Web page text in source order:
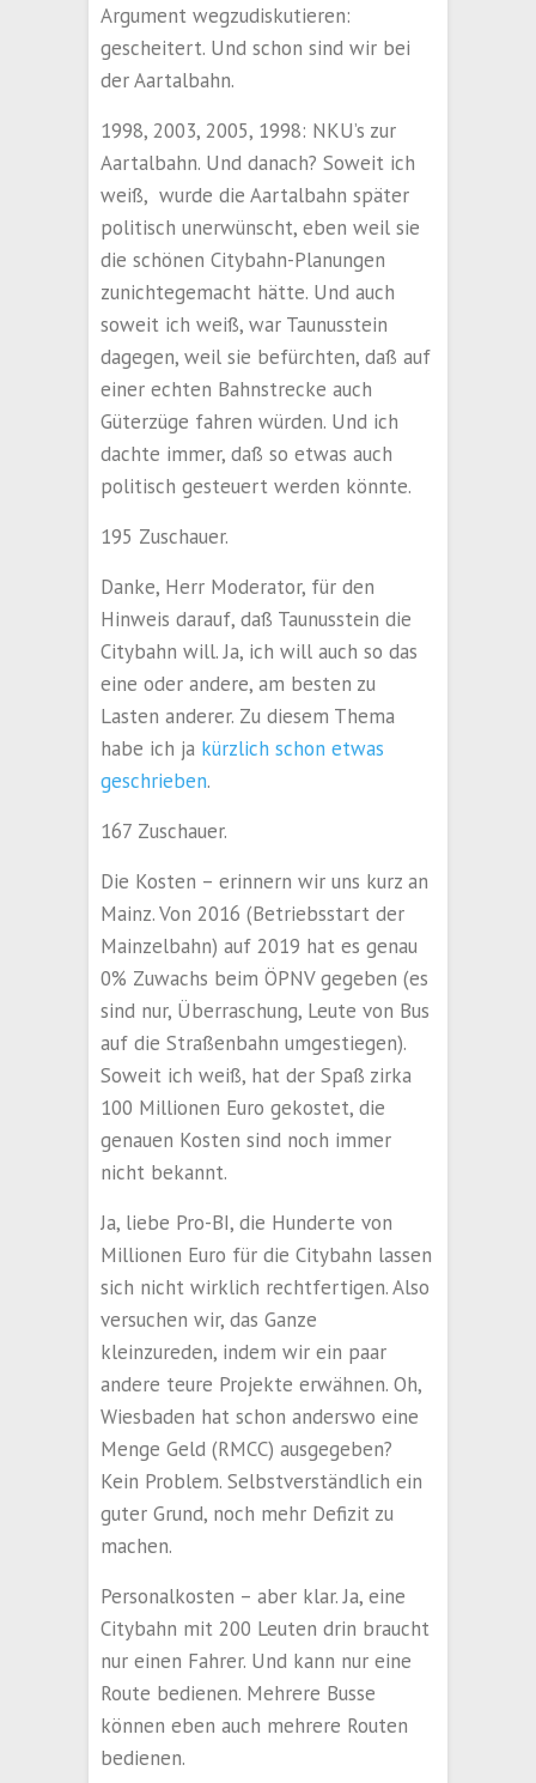
Argument wegzudiskutieren:
gescheitert. Und schon sind wir bei
der Aartalbahn.
1998, 2003, 2005, 1998: NKU’s zur
Aartalbahn. Und danach? Soweit ich
weiß, wurde die Aartalbahn später
politisch unerwünscht, eben weil sie
die schönen Citybahn-Planungen
zunichtegemacht hätte. Und auch
soweit ich weiß, war Taunusstein
dagegen, weil sie befürchten, daß auf
einer echten Bahnstrecke auch
Güterzüge fahren würden. Und ich
dachte immer, daß so etwas auch
politisch gesteuert werden könnte.
195 Zuschauer.
Danke, Herr Moderator, für den
Hinweis darauf, daß Taunusstein die
Citybahn will. Ja, ich will auch so das
eine oder andere, am besten zu
Lasten anderer. Zu diesem Thema
habe ich ja kürzlich schon etwas
geschrieben.
167 Zuschauer.
Die Kosten – erinnern wir uns kurz an
Mainz. Von 2016 (Betriebsstart der
Mainzelbahn) auf 2019 hat es genau
0% Zuwachs beim ÖPNV gegeben (es
sind nur, Überraschung, Leute von Bus
auf die Straßenbahn umgestiegen).
Soweit ich weiß, hat der Spaß zirka
100 Millionen Euro gekostet, die
genauen Kosten sind noch immer
nicht bekannt.
Ja, liebe Pro-BI, die Hunderte von
Millionen Euro für die Citybahn lassen
sich nicht wirklich rechtfertigen. Also
versuchen wir, das Ganze
kleinzureden, indem wir ein paar
andere teure Projekte erwähnen. Oh,
Wiesbaden hat schon anderswo eine
Menge Geld (RMCC) ausgegeben?
Kein Problem. Selbstverständlich ein
guter Grund, noch mehr Defizit zu
machen.
Personalkosten – aber klar. Ja, eine
Citybahn mit 200 Leuten drin braucht
nur einen Fahrer. Und kann nur eine
Route bedienen. Mehrere Busse
können eben auch mehrere Routen
bedienen.